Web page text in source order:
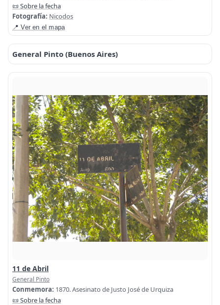
📜 Sobre la fecha
Fotografía: Nicodos
📍 Ver en el mapa
General Pinto (Buenos Aires)
11 de Abril
General Pinto
Conmemora: 1870. Asesinato de Justo José de Urquiza
📜 Sobre la fecha